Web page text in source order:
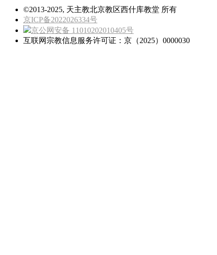
©2013-2025, 天主教北京教区西什库教堂 所有
京ICP备2022026334号
京公网安备 11010202010405号
互联网宗教信息服务许可证：京（2025）0000030